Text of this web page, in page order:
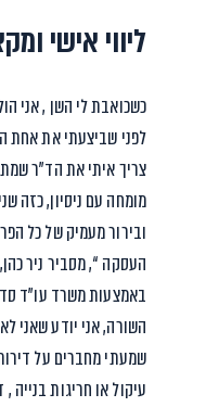
ליווי אישי
כשכואבת לי השן , אני
לפני שביצעתי את אחת
צריך איתי את הד”ר
מומחה עם ניסיון, כזה
ובירור מעמיק של כל
העסקה “, מסביר ניר
באמצעות משרד עו”ד
השורה, אני יודע שאני
שמעתי מחברים על
עיקול או חריגות